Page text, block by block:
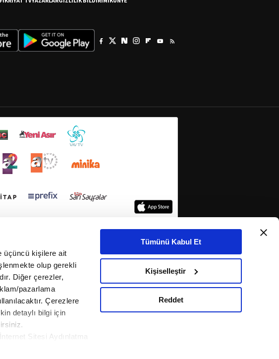
üçüncü kişilere ait
olup gerekli
Diğer çerezler,
pazarlama
Çerezlere
detaylı bilgi için
Sitesi Aydınlatma
Tümünü Kabul Et
Kişiselleştir
Reddet